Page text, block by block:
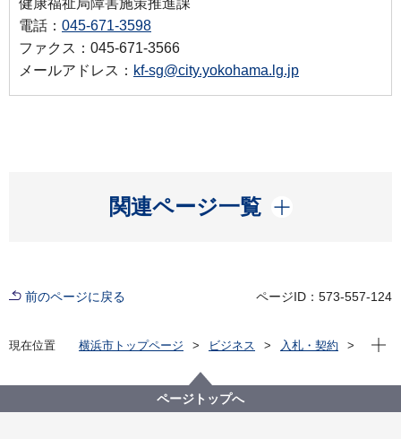
健康福祉局障害施策推進課
電話： 045-671-3598
ファクス：045-671-3566
メールアドレス： kf-sg@city.yokohama.lg.jp
関連ページ一覧
開く
前のページに戻る ページID：573-557-124
現在位置 横浜市トップページ ビジネス
入札・契約
【終了しました】【公募型指名競争入札】令和５年度
横浜市障害者虐待防止センター通報・届出窓口業務委
現在
ページトップへ